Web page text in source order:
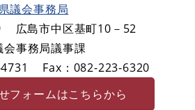
県議会事務局
広島市中区基町10－52
会事務局議事課
Fax：082-223-6320
フォームはこちらから